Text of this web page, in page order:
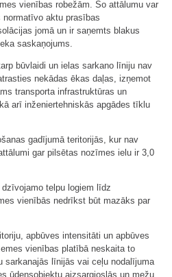
vienības robežām. Šo attālumu var
aktu prasības
jomā un ir saņemts blakus
saskaņojums.
būvlaidi un ielas sarkano līniju nav
nekādas ēkas daļas, izņemot
transporta infrastruktūras un
arī inženiertehniskās apgādes tīklu
gadījumā teritorijās, kur nav
gar pilsētas nozīmes ielu ir 3,0
telpu logiem līdz
vienībās nedrīkst būt mazāks par
apbūves intensitāti un apbūves
vienības platībā neskaita to
sarkanajās līnijās vai ceļu nodalījuma
ūdensobjektu aizsargjoslās un mežu